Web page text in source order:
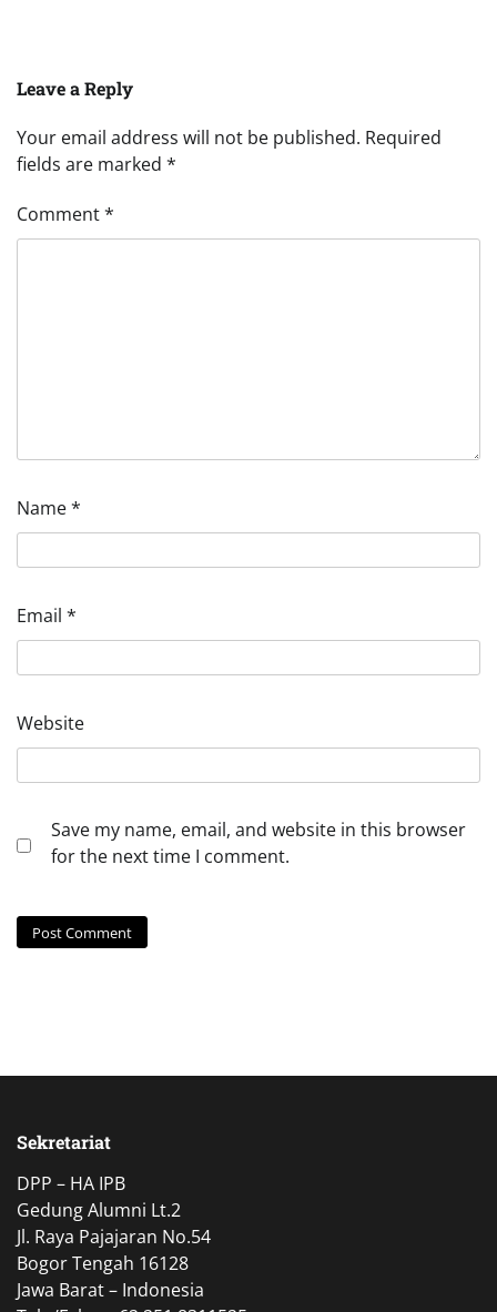
Leave a Reply
Your email address will not be published. Required
fields are marked *
Comment*
Name*
Email *
Website
Save my name, email, and website in this browser
for the next time I comment.
Sekretariat
DPP – HA IPB
Gedung Alumni Lt.2
Jl. Raya Pajajaran No.54
Bogor Tengah 16128
Jawa Barat – Indonesia